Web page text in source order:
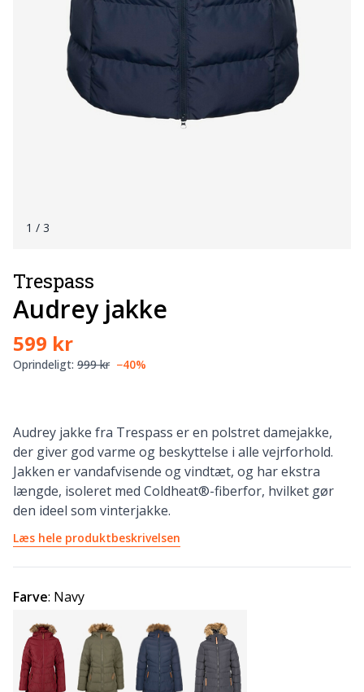
1 / 3
Trespass
Audrey jakke
599 kr
Oprindeligt: 999 kr −40%
Audrey jakke fra Trespass er en polstret damejakke,
der giver god varme og beskyttelse i alle vejrforhold.
Jakken er vandafvisende og vindtæt, og har ekstra
længde, isoleret med Coldheat®-fiberfor, hvilket gør
den ideel som vinterjakke.
Læs hele produktbeskrivelsen
Farve: Navy